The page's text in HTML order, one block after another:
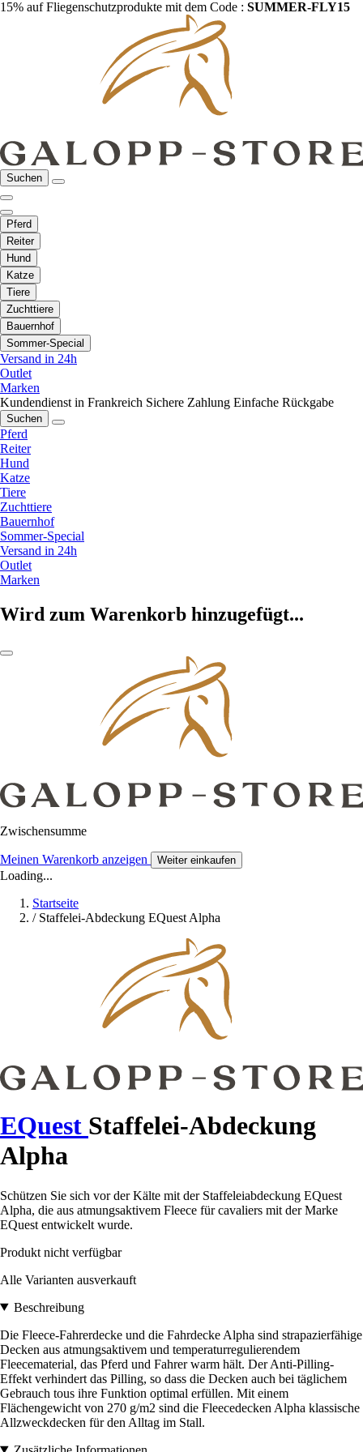
15% auf Fliegenschutzprodukte mit dem Code : SUMMER-FLY15
Suchen
Pferd
Reiter
Hund
Katze
Tiere
Zuchttiere
Bauernhof
Sommer-Special
Versand in 24h
Outlet
Marken
Kundendienst in Frankreich Sichere Zahlung Einfache Rückgabe
Suchen
Pferd
Reiter
Hund
Katze
Tiere
Zuchttiere
Bauernhof
Sommer-Special
Versand in 24h
Outlet
Marken
Wird zum Warenkorb hinzugefügt...
Zwischensumme
Meinen Warenkorb anzeigen Weiter einkaufen
Loading...
Startseite
/ Staffelei-Abdeckung EQuest Alpha
EQuest Staffelei-Abdeckung
Alpha
Schützen Sie sich vor der Kälte mit der Staffeleiabdeckung EQuest
Alpha, die aus atmungsaktivem Fleece für cavaliers mit der Marke
EQuest entwickelt wurde.
Produkt nicht verfügbar
Alle Varianten ausverkauft
Beschreibung
Die Fleece-Fahrerdecke und die Fahrdecke Alpha sind strapazierfähige
Decken aus atmungsaktivem und temperaturregulierendem
Fleecematerial, das Pferd und Fahrer warm hält. Der Anti-Pilling-
Effekt verhindert das Pilling, so dass die Decken auch bei täglichem
Gebrauch tous ihre Funktion optimal erfüllen. Mit einem
Flächengewicht von 270 g/m2 sind die Fleecedecken Alpha klassische
Allzweckdecken für den Alltag im Stall.